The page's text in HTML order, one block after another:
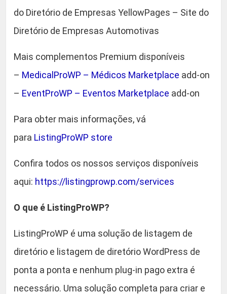
m
-
e
r
o
2
.
.
q
n
t
do Diretório de Empresas YellowPages – Site do
Diretório de Empresas Automotivas
Mais complementos Premium disponíveis
– MedicalProWP – Médicos Marketplace add-on
– EventProWP – Eventos Marketplace add-on
Para obter mais informações, vá
para ListingProWP store
Confira todos os nossos serviços disponíveis
aqui: https://listingprowp.com/services
O que é ListingProWP?
ListingProWP é uma solução de listagem de
diretório e listagem de diretório WordPress de
ponta a ponta e nenhum plug-in pago extra é
necessário. Uma solução completa para criar e